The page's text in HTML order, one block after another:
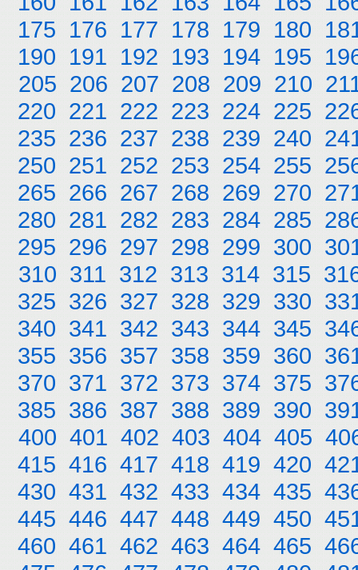
175 176 177 178 179 180
190 191 192 193 194 195
205 206 207 208 209 210
220 221 222 223 224 225
235 236 237 238 239 240
250 251 252 253 254 255
265 266 267 268 269 270
280 281 282 283 284 285
295 296 297 298 299 300
310 311 312 313 314 315
325 326 327 328 329 330
340 341 342 343 344 345
355 356 357 358 359 360
370 371 372 373 374 375
385 386 387 388 389 390
400 401 402 403 404 405
415 416 417 418 419 420
430 431 432 433 434 435
445 446 447 448 449 450
460 461 462 463 464 465